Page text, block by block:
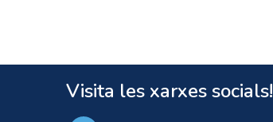
Visita les xarxes socials!